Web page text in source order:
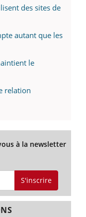
des sites de
autant que les
le
relation
à la newsletter
S'inscrire